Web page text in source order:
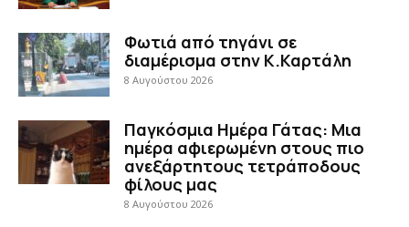
Φωτιά από τηγάνι σε
διαμέρισμα στην Κ.Καρτάλη
8 Αυγούστου 2026
Παγκόσμια Ημέρα Γάτας: Μια
ημέρα αφιερωμένη στους πιο
ανεξάρτητους τετράποδους
φίλους μας
8 Αυγούστου 2026